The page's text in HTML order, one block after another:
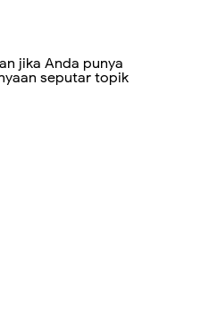
jika Anda punya
seputar topik